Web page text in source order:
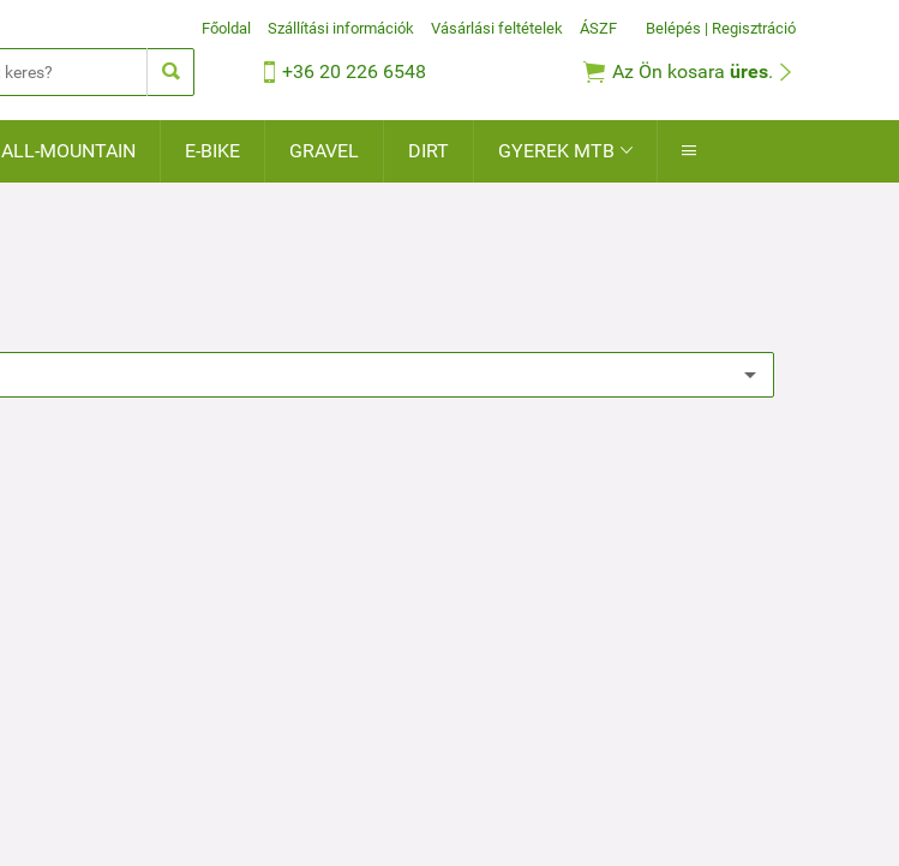
  +36 20 226 6548  Az Ön kosara üres. 
Főoldal Szállítási információk Vásárlási feltételek ÁSZF Belépés | Regisztráció
ALL-MOUNTAIN E-BIKE GRAVEL DIRT GYEREK MTB  